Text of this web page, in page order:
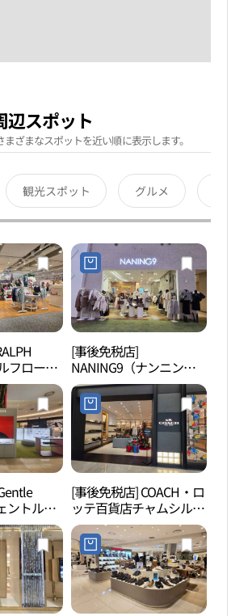
辺スポット
ざまなスポットを近い順に表示します。
観光スポット グルメ
フローレ
・ロッテ
ル（蚕
칠드런
점)
[事後免税店]
NANING9（ナンニン
グ）・ロッテワールドモ
ール店(난닝구 롯데월드
몰점)
ントルモ
ッテ百貨
蚕室）店
데백화점
[事後免税店] COACH・ロ
ッテ百貨店チャムシル
（蚕室）店(코치 롯데백
화점 잠실점)